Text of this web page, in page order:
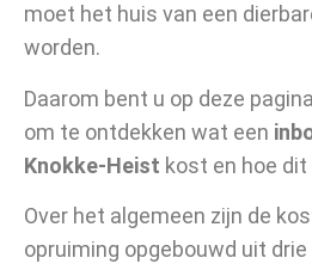
moet het huis van een
worden.
Daarom bent u op deze
om te ontdekken wat een
Knokke-Heist kost en hoe
Over het algemeen zijn de
opruiming opgebouwd uit